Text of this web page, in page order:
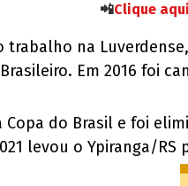
📲Clique
trabalho na
Em 2016 foi
Copa do Brasil e foi
levou o Ypiranga/RS